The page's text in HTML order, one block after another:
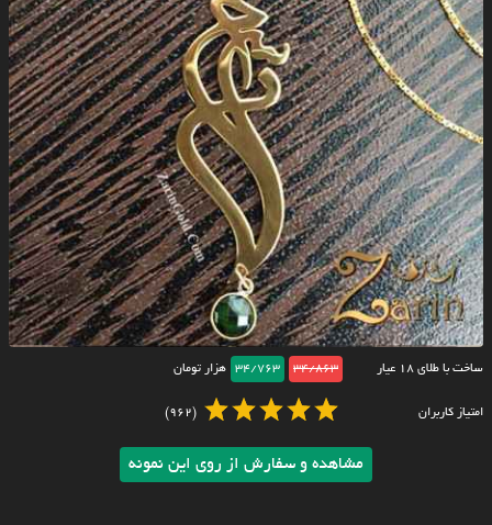
ساخت با طلای ۱۸ عیار 34/863
34/763 هزار تومان
امتیاز کاربران (962)
مشاهده و سفارش از روی این نمونه